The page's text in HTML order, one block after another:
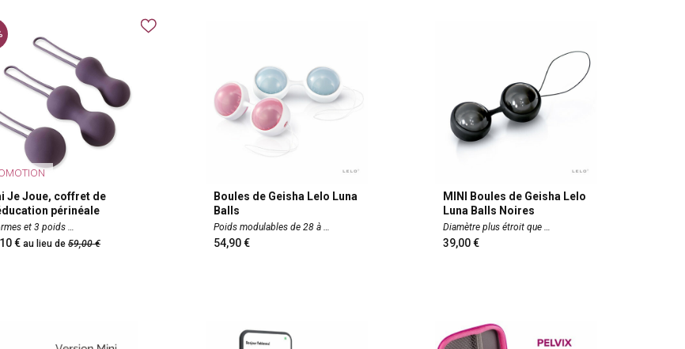
Je Joue, coffret de
périnéale
et 3 poids
au lieu de 59,00
Boules de Geisha Lelo Luna
Balls
Poids modulables de 28 à
54,90
MINI Boules de Geisha Lelo
Luna Balls Noires
Diamètre plus étroit que
39,00